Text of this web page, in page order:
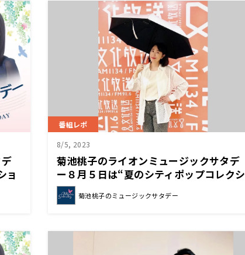
ョ
番組レポ
8/5, 2023
菊池桃子のライオンミュージックサタデ
ー８月５日は“夏のシティポップコレクシ
ョン”でした！
菊池桃子のミュージックサタデー